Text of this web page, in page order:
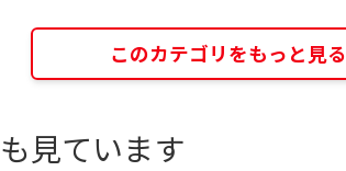
このカテゴリをもっと見る
見ています